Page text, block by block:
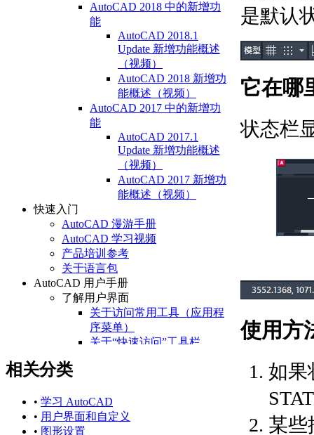
AutoCAD 2018 中的新增功
能
AutoCAD 2018.1
Update 新增功能概述
（视频）
AutoCAD 2018 新增功
能概述（视频）
AutoCAD 2017 中的新增功
能
AutoCAD 2017.1
Update 新增功能概述
（视频）
AutoCAD 2017 新增功
能概述（视频）
快速入门
AutoCAD 漫游手册
AutoCAD 学习视频
产品培训参考
关于语言包
AutoCAD 用户手册
了解用户界面
关于访问常用工具（应用程
序菜单）
关于“快速访问”工具栏
关于快捷菜单
设置绘图环境
相关分类
• 学习 AutoCAD
• 用户界面和自定义
• 图形设置
是默认
它在哪
状态栏
使用方
如果
某些